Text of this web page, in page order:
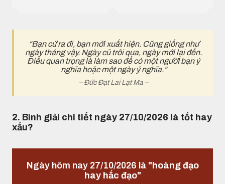
“Bạn cứ ra đi, bạn mới xuất hiện. Cũng giống như
ngày tháng vậy. Ngày cũ trôi qua, ngày mới lại đến.
Điều quan trọng là làm sao để có một ngườI bạn ý
nghĩa hoặc một ngày ý nghĩa.”
– Đức Đạt Lai Lạt Ma –
2. Bình giải chi tiết ngày 27/10/2026 là tốt hay
xấu?
Ngày hôm nay 27/10/2026 là "hoàng đạo
hay hắc đạo"